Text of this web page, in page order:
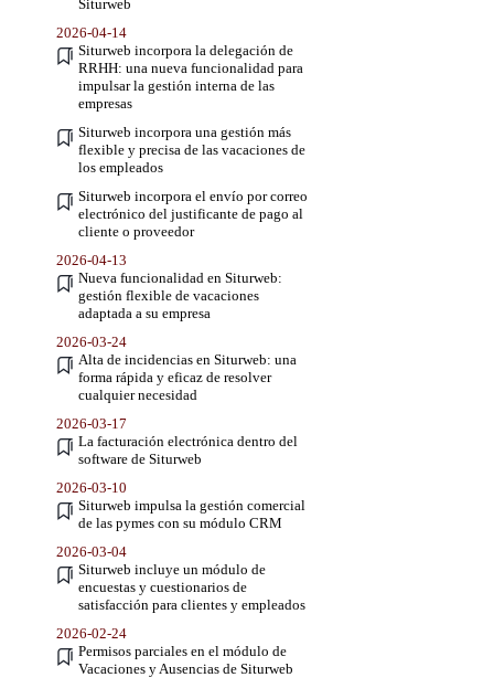
Siturweb
2026-04-14
Siturweb incorpora la delegación de
RRHH: una nueva funcionalidad para
impulsar la gestión interna de las
empresas
Siturweb incorpora una gestión más
flexible y precisa de las vacaciones de
los empleados
Siturweb incorpora el envío por correo
electrónico del justificante de pago al
cliente o proveedor
2026-04-13
Nueva funcionalidad en Siturweb:
gestión flexible de vacaciones
adaptada a su empresa
2026-03-24
Alta de incidencias en Siturweb: una
forma rápida y eficaz de resolver
cualquier necesidad
2026-03-17
La facturación electrónica dentro del
software de Siturweb
2026-03-10
Siturweb impulsa la gestión comercial
de las pymes con su módulo CRM
2026-03-04
Siturweb incluye un módulo de
encuestas y cuestionarios de
satisfacción para clientes y empleados
2026-02-24
Permisos parciales en el módulo de
Vacaciones y Ausencias de Siturweb